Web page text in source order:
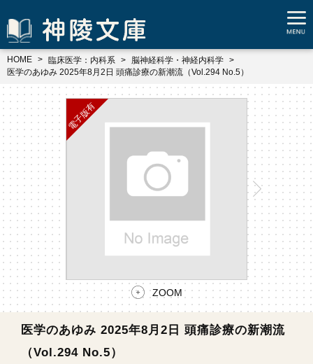
HOME 臨床医学：内科系
脳神経科学・神経内科学
医学のあゆみ 2025年8月2日 頭痛診療の新潮流（Vol.294 No.5）
ZOOM
医学のあゆみ 2025年8月2日 頭痛診療の新潮流
（Vol.294 No.5）